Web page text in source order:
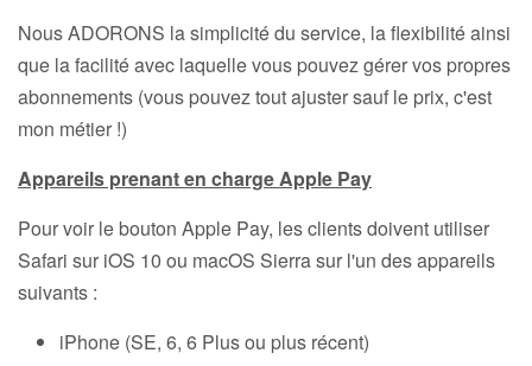
Nous ADORONS la simplicité du service, la flexibilité ainsi
que la facilité avec laquelle vous pouvez gérer vos propres
abonnements (vous pouvez tout ajuster sauf le prix, c'est
mon métier !)
Appareils prenant en charge Apple Pay
Pour voir le bouton Apple Pay, les clients doivent utiliser
Safari sur iOS 10 ou macOS Sierra sur l'un des appareils
suivants :
iPhone (SE, 6, 6 Plus ou plus récent)